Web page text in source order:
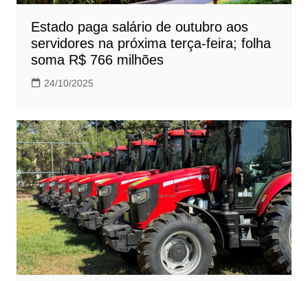
Estado paga salário de outubro aos
servidores na próxima terça-feira; folha
soma R$ 766 milhões
24/10/2025